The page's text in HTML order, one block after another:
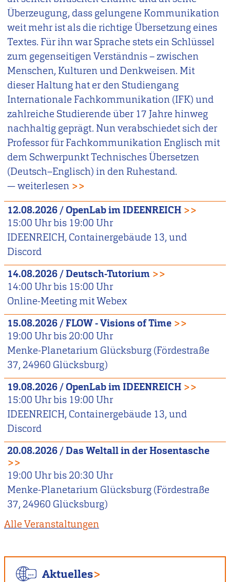
Überzeugung, dass gelungene Kommunikation
weit mehr ist als die richtige Übersetzung eines
Textes. Für ihn war Sprache stets ein Schlüssel
zum gegenseitigen Verständnis – zwischen
Menschen, Kulturen und Denkweisen. Mit
dieser Haltung hat er den Studiengang
Internationale Fachkommunikation (IFK) und
zahlreiche Studierende über 17 Jahre hinweg
nachhaltig geprägt. Nun verabschiedet sich der
Professor für Fachkommunikation Englisch mit
dem Schwerpunkt Technisches Übersetzen
(Deutsch–Englisch) in den Ruhestand.
— weiterlesen >>
12.08.2026/OpenLab im IDEENREICH >>
15:00 Uhr bis 19:00 Uhr
IDEENREICH, Containergebäude 13, und
Discord
14.08.2026/Deutsch-Tutorium >>
14:00 Uhr bis 15:00 Uhr
Online-Meeting mit Webex
15.08.2026/FLOW - Visions of Time >>
19:00 Uhr bis20:00 Uhr
Menke-Planetarium Glücksburg (Fördestraße
37, 24960 Glücksburg)
19.08.2026/OpenLab im IDEENREICH >>
15:00 Uhr bis 19:00 Uhr
IDEENREICH, Containergebäude 13, und
Discord
20.08.2026/Das Weltall in der Hosentasche
>>
19:00 Uhr bis20:30 Uhr
Menke-Planetarium Glücksburg (Fördestraße
37, 24960 Glücksburg)
Alle Veranstaltungen
Aktuelles